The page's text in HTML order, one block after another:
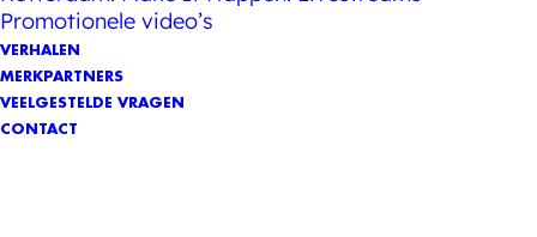
Promotionele video’s
VERHALEN
MERKPARTNERS
VEELGESTELDE VRAGEN
CONTACT